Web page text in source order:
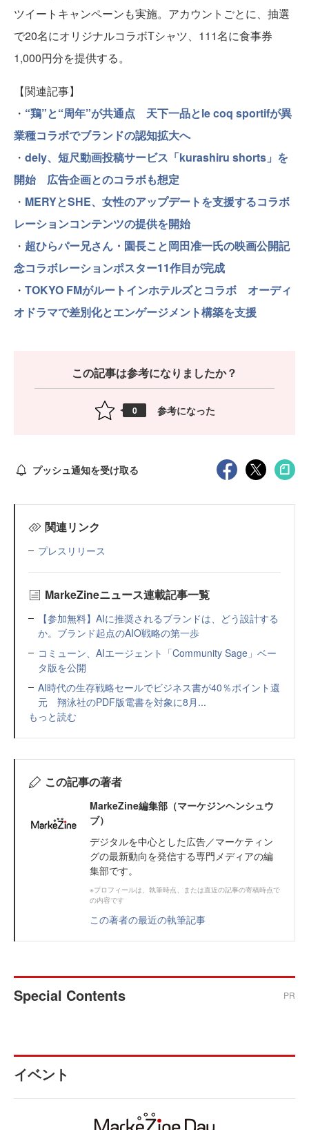
ツイートキャンペーンも実施。アカウントごとに、抽選
で20名にオリジナルコラボTシャツ、111名に食事券
1,000円分を提供する。
【関連記事】
・ “鶏”と“周年”が共通点 天下一品とle coq sportifが異
業種コラボでブランドの認知拡大へ
・ dely、短尺動画投稿サービス「kurashiru shorts」を
開始 広告企画とのコラボも想定
・ MERYとSHE、女性のアップデートを支援するコラボ
レーションコンテンツの提供を開始
・ 超ひらパー兄さん・園長こと岡田准一氏の映画公開記
念コラボレーションポスター11作目が完成
・ TOKYO FMがルートインホテルズとコラボ オーディ
オドラマで差別化とエンゲージメント構築を支援
この記事は参考になりましたか？
0 参考になった
プッシュ通知を受け取る
関連リンク
プレスリリース
MarkeZineニュース連載記事一覧
【参加無料】AIに推奨されるブランドは、どう設計する
か。ブランド起点のAIO戦略の第一歩
コミューン、AIエージェント「Community Sage」ベー
タ版を公開
AI時代の生存戦略セールでビジネス書が40％ポイント還
元 翔泳社のPDF版電書を対象に8月...
もっと読む
この記事の著者
MarkeZine編集部（マーケジンヘンシュウ
ブ）
デジタルを中心とした広告／マーケティン
グの最新動向を発信する専門メディアの編
集部です。
※プロフィールは、執筆時点、または直近の記事の寄稿時点で
の内容です
この著者の最近の執筆記事
Special Contents PR
イベント